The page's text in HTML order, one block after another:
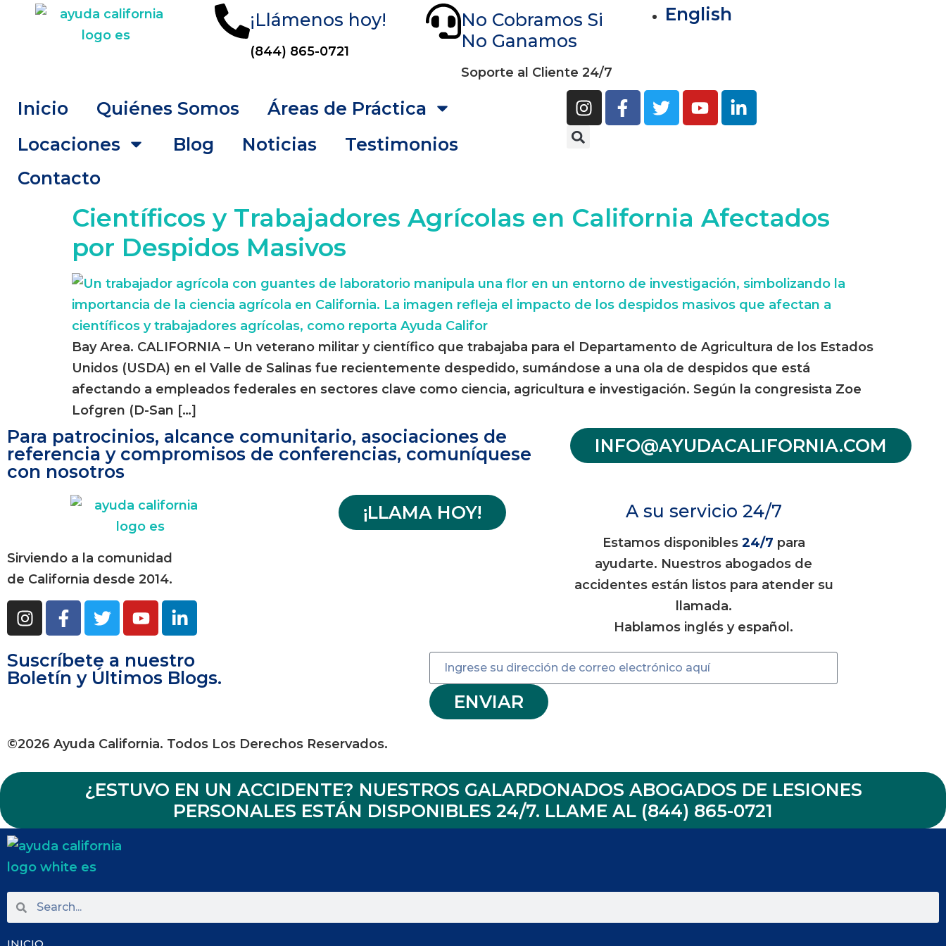
¡Llámenos hoy!
(844) 865-0721
No Cobramos Si
No Ganamos
Soporte al Cliente 24/7
English
Inicio Quiénes Somos
Áreas de Práctica
Locaciones
Blog Noticias
Testimonios
Contacto
Científicos y Trabajadores Agrícolas en California Afectados
por Despidos Masivos
Bay Area. CALIFORNIA – Un veterano militar y científico que trabajaba para el Departamento de Agricultura de los Estados
Unidos (USDA) en el Valle de Salinas fue recientemente despedido, sumándose a una ola de despidos que está
afectando a empleados federales en sectores clave como ciencia, agricultura e investigación. Según la congresista Zoe
Lofgren (D-San […]
Para patrocinios, alcance comunitario, asociaciones de
referencia y compromisos de conferencias, comuníquese
con nosotros
INFO@AYUDACALIFORNIA.COM
Sirviendo a la comunidad
de California desde 2014.
¡LLAMA HOY! A su servicio 24/7
Estamos disponibles 24/7 para
ayudarte. Nuestros abogados de
accidentes están listos para atender su
llamada.
Hablamos inglés y español.
Suscríbete a nuestro
Boletín y Últimos Blogs.
ENVIAR
©2026 Ayuda California. Todos Los Derechos Reservados.
¿ESTUVO EN UN ACCIDENTE? NUESTROS GALARDONADOS ABOGADOS DE LESIONES
PERSONALES ESTÁN DISPONIBLES 24/7. LLAME AL (844) 865-0721